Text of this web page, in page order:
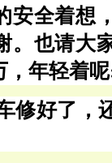
安全着想
。也请大
，年轻着
修好了，